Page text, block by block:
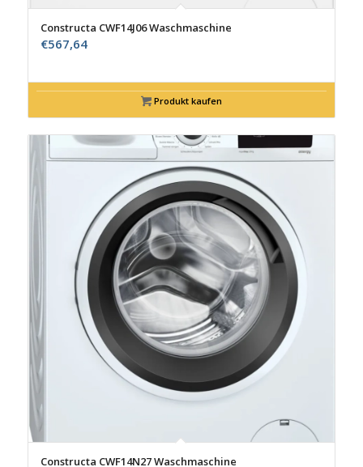
Constructa CWF14J06 Waschmaschine
€567,64
Produkt kaufen
Constructa CWF14N27 Waschmaschine